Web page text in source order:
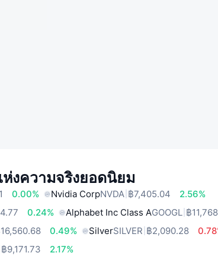
งความจริงยอดนิยม
0.00% Nvidia CorpNVDA ฿7,405.04
2.56%
0.24% Alphabet Inc Class AGOOGL ฿
0.49% SilverSILVER ฿2,090.28
฿9,171.73
2.17%